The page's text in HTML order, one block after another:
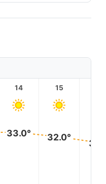
14
33.0°
15
32.0°
31.0°